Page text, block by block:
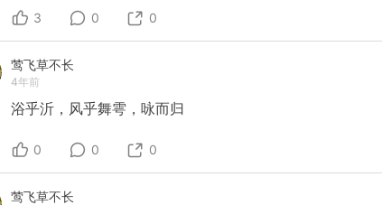
3 0 0
莺飞草不长
4年前
浴乎沂，风乎舞雩，咏而归
0 0 0
莺飞草不长